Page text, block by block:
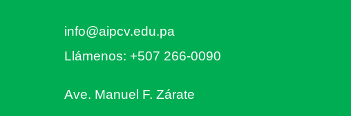
info@aipcv.edu.pa
Llámenos: +507 266-0090
Ave. Manuel F. Zárate